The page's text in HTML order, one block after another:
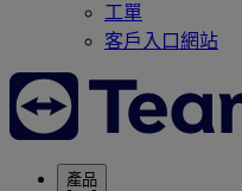
工單
客戶入口網站
產品